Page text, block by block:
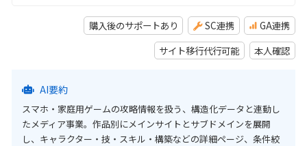
購入後のサポートあり SC連携
GA連携
サイト移行代行可能
本人確認
AI要約
スマホ・家庭用ゲームの攻略情報を扱う、構造化データと連動し
たメディア事業。作品別にメインサイトとサブドメインを展開
し、キャラクター・技・スキル・構築などの詳細ページ、条件絞